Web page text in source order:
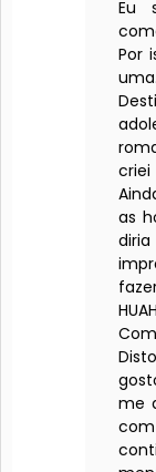
Eu
Por
as
me